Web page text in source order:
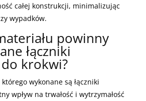
całej konstrukcji, minimalizując
wypadków.
powinny
łączniki
krokwi?
wykonane są łączniki
wpływ na trwałość i wytrzymałość